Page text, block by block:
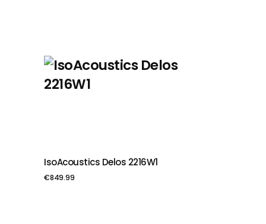
PIEVIENOT GROZAM
IsoAcoustics Delos 2216W1
€849.99